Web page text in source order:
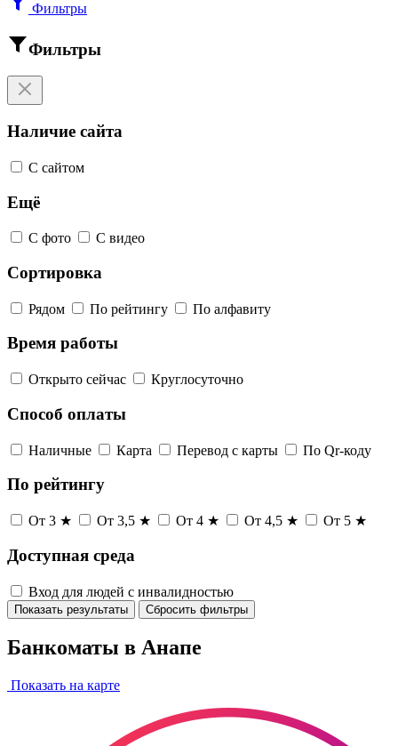
Фильтры
Фильтры
Наличие сайта
С сайтом
Ещё
С фото С видео
Сортировка
Рядом По рейтингу По алфавиту
Время работы
Открыто сейчас Круглосуточно
Способ оплаты
Наличные Карта Перевод с карты По Qr-коду
По рейтингу
От 3 ★ От 3,5 ★ От 4 ★ От 4,5 ★ От 5 ★
Доступная среда
Вход для людей с инвалидностью
Показать результаты Сбросить фильтры
Банкоматы в Анапе
Показать на карте